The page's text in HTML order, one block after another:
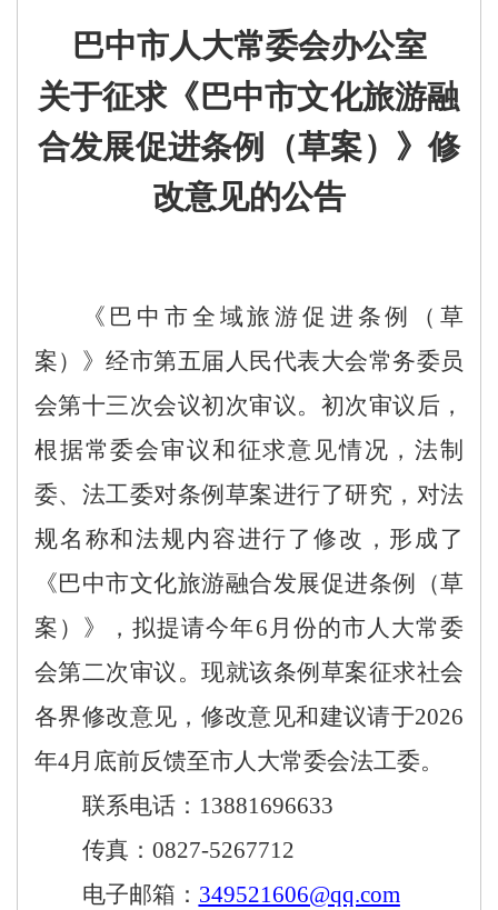
巴中市人大常委会办公室
关于征求《巴中市文化旅游融
合发展促进条例（草案）》修
改意见的公告
《巴中市全域旅游促进条例（草
案）》经市第五届人民代表大会常务委员
会第十三次会议初次审议。初次审议后，
根据常委会审议和征求意见情况，法制
委、法工委对条例草案进行了研究，对法
规名称和法规内容进行了修改，形成了
《巴中市文化旅游融合发展促进条例（草
案）》，拟提请今年6 月份的市人大常委
会第二次审议。现就该条例草案征求社会
各界修改意见，修改意见和建议请于2026
年4月 底前反馈至市人大常委会法工委。
联系电话： 13881696633
传真： 0827-5267712
电子邮箱： 349521606@qq.com